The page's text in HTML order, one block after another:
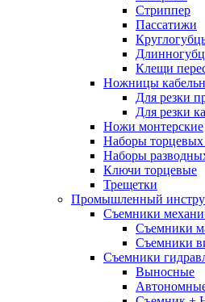
Стриппер
Пассатижи
Клещи
Ножницы
Для резки
Для резки
Ножи монтерские
Наборы торцевых
Наборы
Ключи торцевые
Трещетки
Промышленный
Съемники
Съемники
Съемники
Съемники
Выносные